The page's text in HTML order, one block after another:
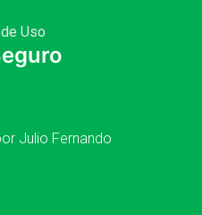
Uso
Julio Fernando